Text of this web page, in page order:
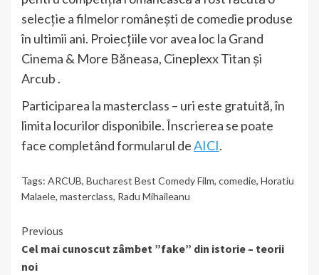
selecție a filmelor românești de comedie produse
în ultimii ani. Proiecțiile vor avea loc la Grand
Cinema & More Băneasa, Cineplexx Titan și
Arcub .
Participarea la masterclass – uri este gratuită, în
limita locurilor disponibile. Înscrierea se poate
face completând formularul deAICI.
Tags: ARCUB, Bucharest Best Comedy Film, comedie, Horatiu
Malaele, masterclass, Radu Mihaileanu
Continue
Reading
Previous
Cel mai cunoscut zâmbet ”fake” din istorie – teorii
noi